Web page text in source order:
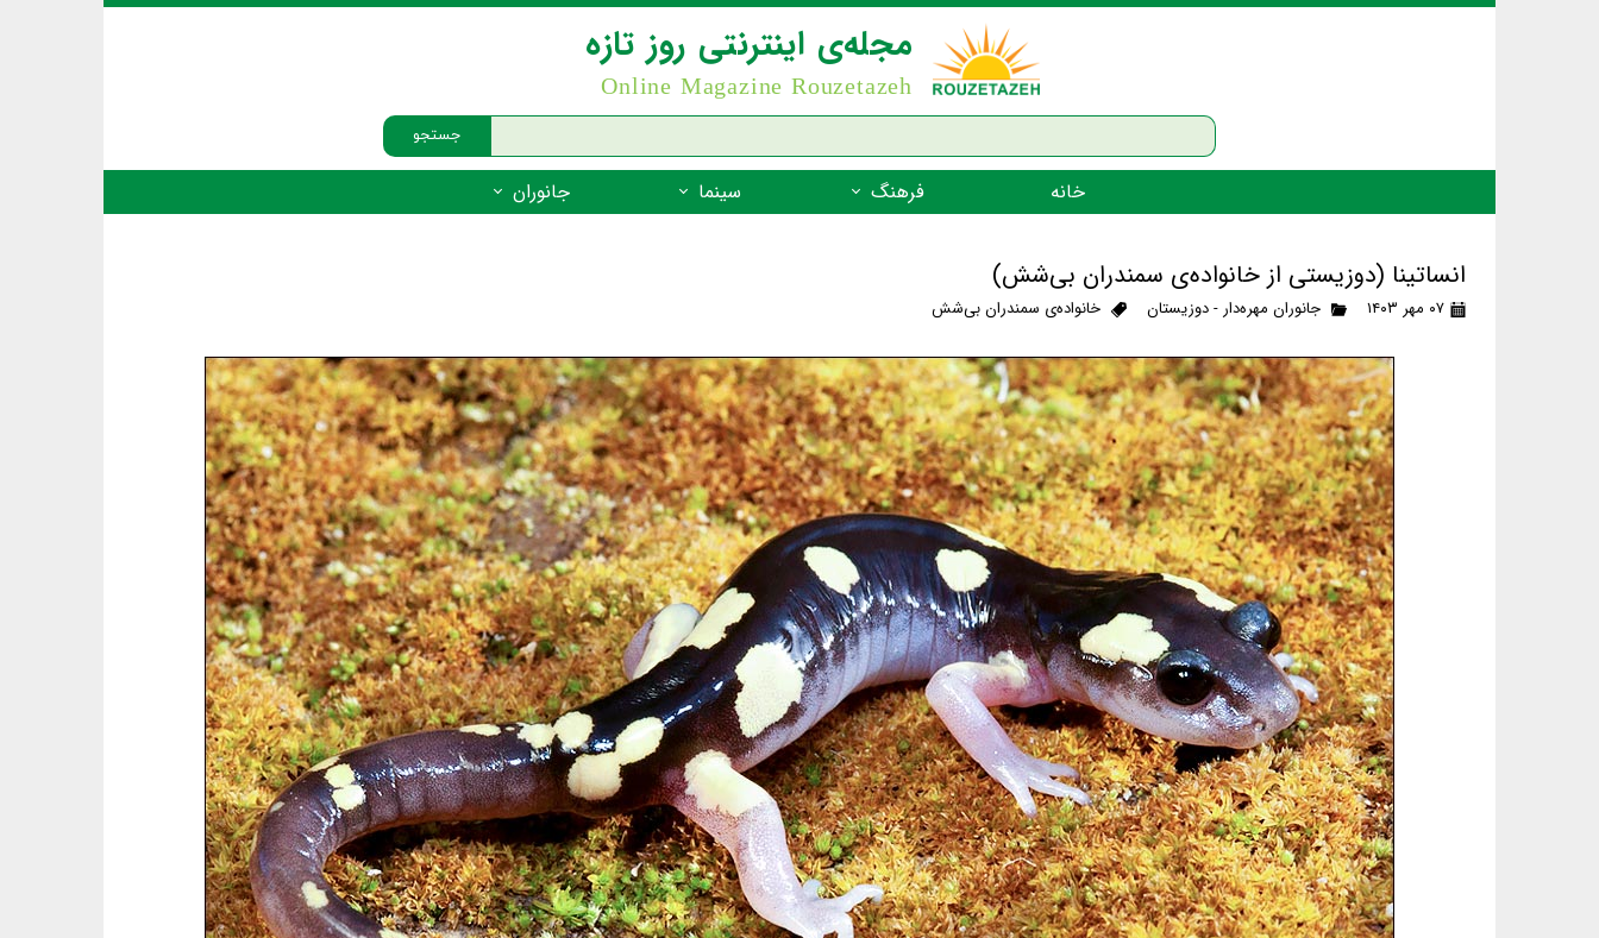
جستجو
مجله‌ی اینترنتی روز تازه
Online Magazine Rouzetazeh
خانه فرهنگ
ضرب المثل
شعر فارسی
زندگینامه‌ی بزرگان
گفتاورد
سینما جانوران
جانوران مهره‌دار - دوزیستان
جانوران مهره‌دار - ماهیان
جانوران مهره‌دار - فهرست‌ها
انساتینا (دوزیستی از خانواده‌ی سمندران بی‌شش)
۰۷ مهر ۱۴۰۳ جانوران مهره‌دار - دوزیستان خانواده‌ی سمندران بی‌شش